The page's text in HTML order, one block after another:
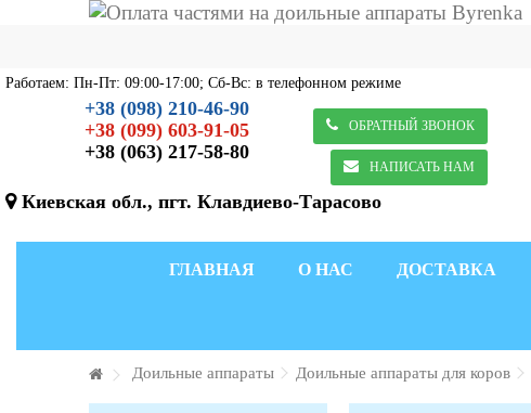
Работаем: Пн-Пт: 09:00-17:00; Сб-Вс: в телефонном режиме
+38 (098) 210-46-90
+38 (099) 603-91-05
+38 (063) 217-58-80
ОБРАТНЫЙ ЗВОНОК
НАПИСАТЬ НАМ
Киевская обл., пгт. Клавдиево-Тарасово
ГЛАВНАЯ О НАС ДОСТАВКА
Доильные аппараты Доильные аппараты для коров